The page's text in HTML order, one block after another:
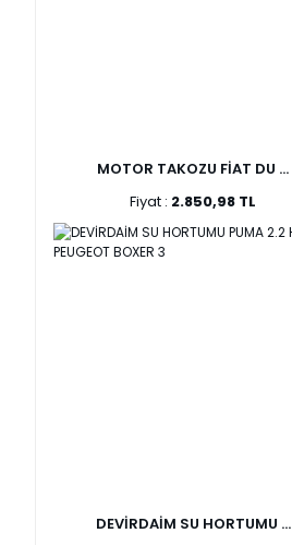
MOTOR TAKOZU FİAT DU ...
Fiyat : 2.850,98 TL
DEVİRDAİM SU HORTUMU ...